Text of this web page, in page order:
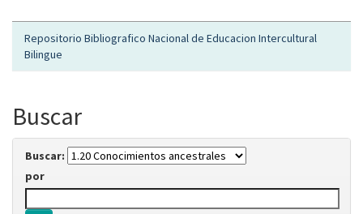
Repositorio Bibliografico Nacional de Educacion Intercultural
Bilingue
Buscar
Buscar:
por